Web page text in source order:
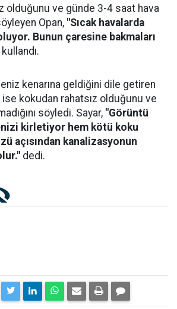
olduğunu ve günde 3-4 saat hava
Opan, "Sıcak havalarda
Bunun çaresine bakmaları
kenarına geldiğini dile getiren
kokudan rahatsız olduğunu ve
söyledi. Sayar, "Görüntü
kirletiyor hem kötü koku
açısından kanalizasyonun
dedi.